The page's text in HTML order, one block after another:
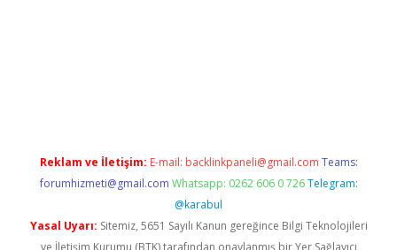
Reklam ve İletişim: E-mail: backlinkpaneli@gmail.com Teams:
forumhizmeti@gmail.com Whatsapp: 0262 606 0 726 Telegram:
@karabul
Yasal Uyarı: Sitemiz, 5651 Sayılı Kanun gereğince Bilgi Teknolojileri
ve İletişim Kurumu (BTK) tarafından onaylanmış bir Yer Sağlayıcı